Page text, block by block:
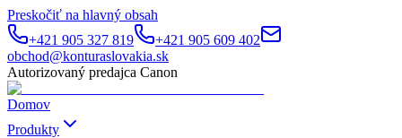
Preskočiť na hlavný obsah
+421 905 327 819
+421 905 609 402
obchod@konturaslovakia.sk
Autorizovaný predajca Canon
Domov
Produkty